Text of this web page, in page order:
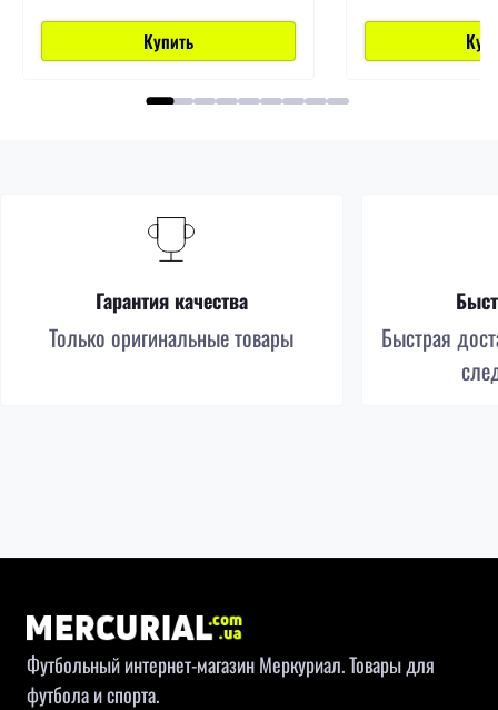
Купить
Гарантия качества
Только оригинальные товары
Быстрая
Футбольный интернет-магазин Меркуриал. Товары для
футбола и спорта.